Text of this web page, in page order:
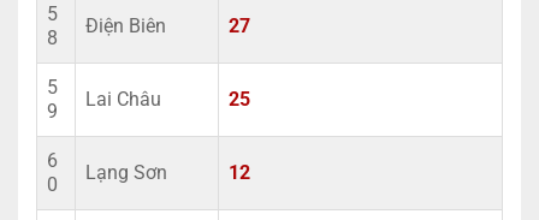
5
8
Điện Biên 27
5
9
Lai Châu 25
6
0
Lạng Sơn 12